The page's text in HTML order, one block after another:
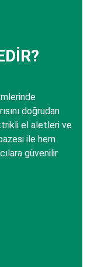
doğrudan
el aletleri ve
ile hem
güvenilir